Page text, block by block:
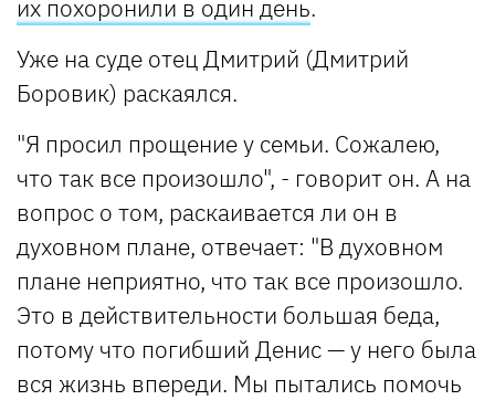
их похоронили в один день.
Уже на суде отец Дмитрий (Дмитрий
Боровик) раскаялся.
"Я просил прощение у семьи. Сожалею,
что так все произошло", - говорит он. А на
вопрос о том, раскаивается ли он в
духовном плане, отвечает: "В духовном
плане неприятно, что так все произошло.
Это в действительности большая беда,
потому что погибший Денис — у него была
вся жизнь впереди. Мы пытались помочь